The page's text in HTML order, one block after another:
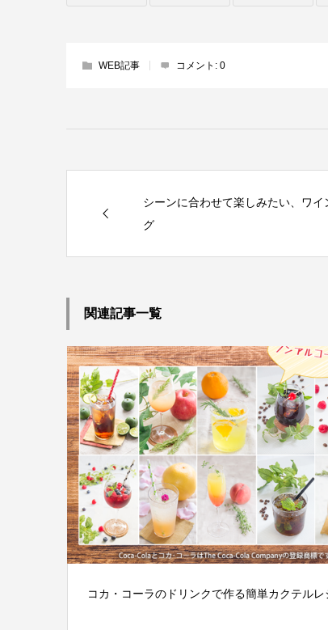
WEB記事 コメント: 0
シーンに合わせて楽しみたい、ワ
グ
関連記事一覧
コカ・コーラのドリンクで作る簡単カクテルレ